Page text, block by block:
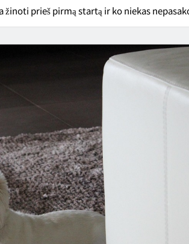
žinoti prieš pirmą startą ir ko niekas